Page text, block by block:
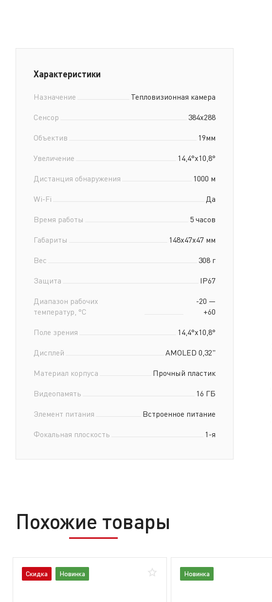
Xарактеристики
Назначение Тепловизионная камера
Сенсор 384x288
Объектив 19мм
Увеличение 14,4°x10,8°
Дистанция обнаружения 1000 м
Wi-Fi Да
Время работы 5 часов
Габариты 148x47x47 мм
Вес 308 г
Защита IP67
Диапазон рабочих
температур, °С
-20 —
+60
Поле зрения 14,4°x10,8°
Дисплей AMOLED 0,32"
Материал корпуса Прочный пластик
Видеопамять 16 ГБ
Элемент питания Встроенное питание
Фокальная плоскость 1-я
Похожие товары
Скидка Новинка Новинка